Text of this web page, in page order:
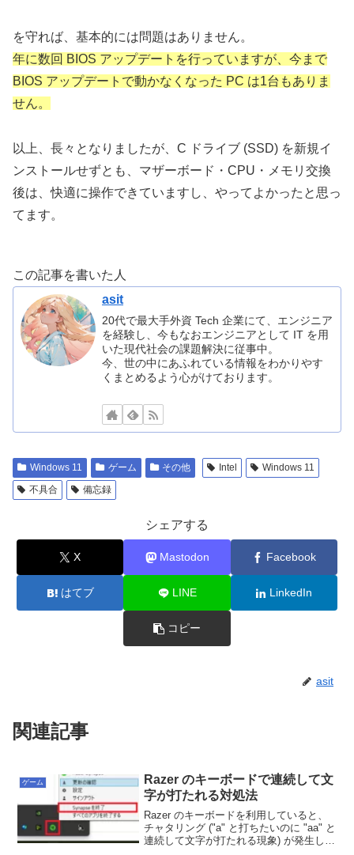
を守れば、基本的には問題はありません。
年に数回 BIOS アップデートを行っていますが、今まで
BIOS アップデートで動かなくなった PC は1台もありま
せん。
以上、長々となりましたが、C ドライブ (SSD) を新規イ
ンストールせずとも、マザーボード・CPU・メモリ交換
後は、快適に操作できていますし、やってよかったと思っ
てます。
この記事を書いた人
asit
20代で最大手外資 Tech 企業にて、エンジニア
を経験し、今もなおエンジニアとして IT を用
いた現代社会の課題解決に従事中。
今、世の中にあふれている情報をわかりやす
くまとめるよう心がけております。
Windows 11 ゲーム その他 Intel
Windows 11
不具合
備忘録
シェアする
X Mastodon Facebook
はてブ LINE LinkedIn
コピー
asit
関連記事
ゲーム
Razer のキーボードで連続して文
字が打たれる対処法
Razer のキーボードを利用していると、
チャタリング ("a" と打ちたいのに "aa" と
連続して文字が打たれる現象) が発生して